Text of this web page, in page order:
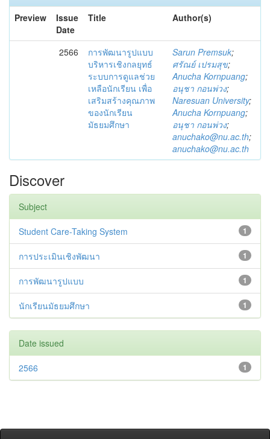
Preview
Issue
Date
Title Author(s)
2566
การพัฒนารูปแบบ
บริหารเชิงกลยุทธ์
ระบบการดูแลช่วย
เหลือนักเรียน เพื่อ
เสริมสร้างคุณภาพ
ของนักเรียน
มัธยมศึกษา
Sarun Premsuk;
ศรัณย์ เปรมสุข;
Anucha Kornpuang;
อนุชา กอนพ่วง;
Naresuan University;
Anucha Kornpuang;
อนุชา กอนพ่วง;
anuchako@nu.ac.th;
anuchako@nu.ac.th
Discover
Subject
1
Student Care-Taking System
1
การประเมินเชิงพัฒนา
1
การพัฒนารูปแบบ
1
นักเรียนมัธยมศึกษา
Date issued
1
2566